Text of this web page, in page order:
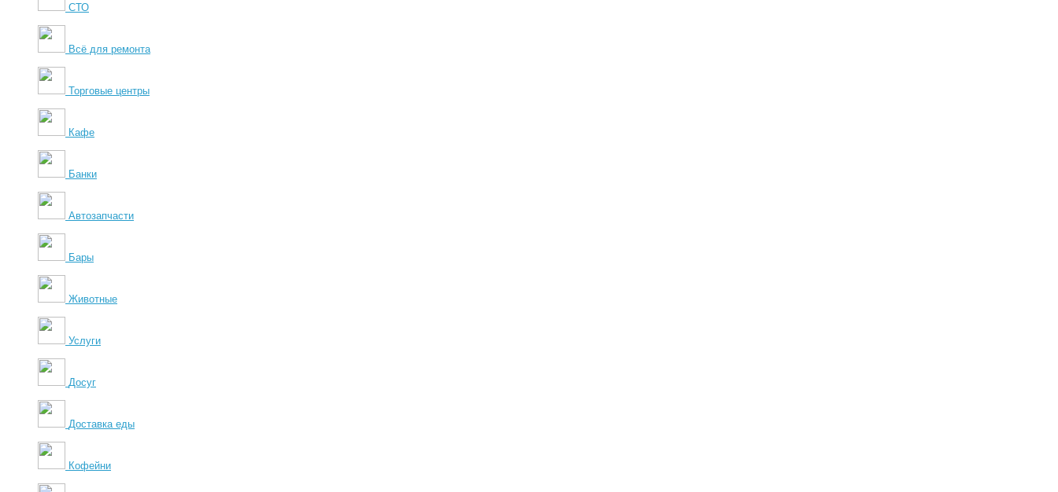
СТО
Всё для ремонта
Торговые центры
Кафе
Банки
Автозапчасти
Бары
Животные
Услуги
Досуг
Доставка еды
Кофейни